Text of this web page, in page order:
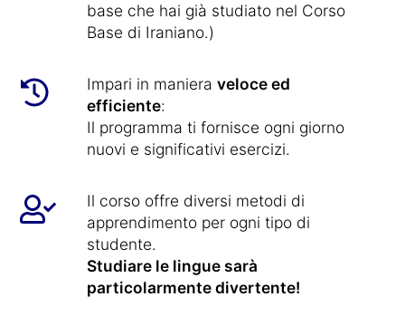
base che hai già studiato nel Corso
Base di Iraniano.)
Impari in maniera veloce ed
efficiente:
Il programma ti fornisce ogni giorno
nuovi e significativi esercizi.
Il corso offre diversi metodi di
apprendimento per ogni tipo di
studente.
Studiare le lingue sarà
particolarmente divertente!